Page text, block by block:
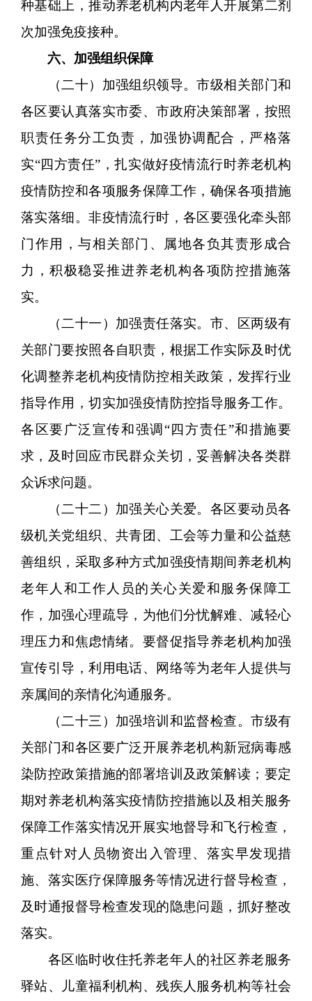
种基础上，推动养老机构内老年人开展第二剂
次加强免疫接种。
六、加强组织保障
（二十）加强组织领导。市级相关部门和
各区要认真落实市委、市政府决策部署，按照
职责任务分工负责，加强协调配合，严格落
实“四方责任”，扎实做好疫情流行时养老机构
疫情防控和各项服务保障工作，确保各项措施
落实落细。非疫情流行时，各区要强化牵头部
门作用，与相关部门、属地各负其责形成合
力，积极稳妥推进养老机构各项防控措施落
实。
（二十一）加强责任落实。市、区两级有
关部门要按照各自职责，根据工作实际及时优
化调整养老机构疫情防控相关政策，发挥行业
指导作用，切实加强疫情防控指导服务工作。
各区要广泛宣传和强调“四方责任”和措施要
求，及时回应市民群众关切，妥善解决各类群
众诉求问题。
（二十二）加强关心关爱。各区要动员各
级机关党组织、共青团、工会等力量和公益慈
善组织，采取多种方式加强疫情期间养老机构
老年人和工作人员的关心关爱和服务保障工
作，加强心理疏导，为他们分忧解难、减轻心
理压力和焦虑情绪。要督促指导养老机构加强
宣传引导，利用电话、网络等为老年人提供与
亲属间的亲情化沟通服务。
（二十三）加强培训和监督检查。市级有
关部门和各区要广泛开展养老机构新冠病毒感
染防控政策措施的部署培训及政策解读；要定
期对养老机构落实疫情防控措施以及相关服务
保障工作落实情况开展实地督导和飞行检查，
重点针对人员物资出入管理、落实早发现措
施、落实医疗保障服务等情况进行督导检查，
及时通报督导检查发现的隐患问题，抓好整改
落实。
各区临时收住托养老年人的社区养老服务
驿站、儿童福利机构、残疾人服务机构等社会